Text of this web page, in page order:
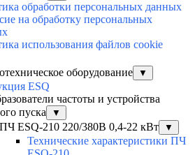
обработки персональных данных
на обработку персональных
использования файлов cookie
оборудование ▼
ESQ
частоты и устройства
пуска
▼
ПЧ ESQ-210 220/380В 0,4-22 кВт ▼
Технические характеристики ПЧ